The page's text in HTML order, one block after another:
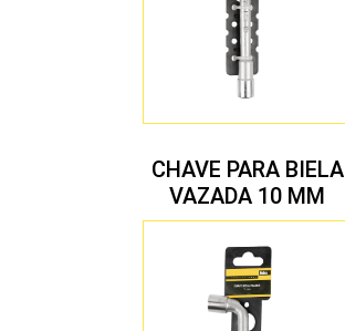
CHAVE PARA BIELA
VAZADA 10 MM